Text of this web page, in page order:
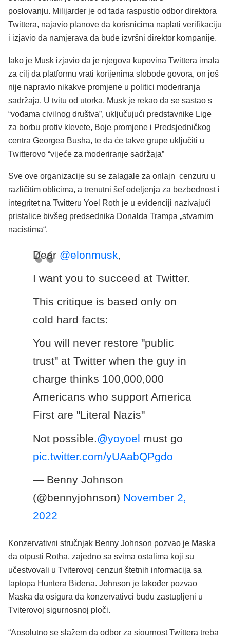
poslovanju. Milijarder je od tada raspustio odbor direktora
Twittera, najavio planove da korisnicima naplati verifikaciju
i izjavio da namjerava da bude izvršni direktor kompanije.
Iako je Musk izjavio da je njegova kupovina Twittera imala
za cilj da platformu vrati korijenima slobode govora, on još
nije napravio nikakve promjene u politici moderiranja
sadržaja. U tvitu od utorka, Musk je rekao da se sastao s
“vođama civilnog društva”, uključujući predstavnike Lige
za borbu protiv klevete, Boje promjene i Predsjedničkog
centra Georgea Busha, te da će takve grupe uključiti u
Twitterovo “vijeće za moderiranje sadržaja”
Sve ove organizacije su se zalagale za onlajn cenzuru u
različitim oblicima, a trenutni šef odeljenja za bezbednost i
integritet na Twitteru Yoel Roth je u evidenciji nazivajući
pristalice bivšeg predsednika Donalda Trampa „stvarnim
nacistima“.
Dear @elonmusk,
I want you to succeed at Twitter.
This critique is based only on
cold hard facts:
You will never restore "public
trust" at Twitter when the guy in
charge thinks 100,000,000
Americans who support America
First are "Literal Nazis"
Not possible.@yoyoel must go
pic.twitter.com/yUAabQPgdo
— Benny Johnson
(@bennyjohnson) November 2,
2022
Konzervativni stručnjak Benny Johnson pozvao je Maska
da otpusti Rotha, zajedno sa svima ostalima koji su
učestvovali u Tviterovoj cenzuri štetnih informacija sa
laptopa Huntera Bidena. Johnson je također pozvao
Maska da osigura da konzervativci budu zastupljeni u
Tviterovoj sigurnosnoj ploči.
“Apsolutno se slažem da odbor za sigurnost Twittera treba